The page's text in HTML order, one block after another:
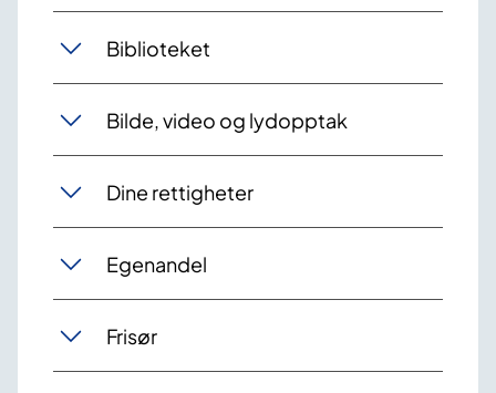
Biblioteket
Bilde, video og lydopptak
Dine rettigheter
Egenandel
Frisør